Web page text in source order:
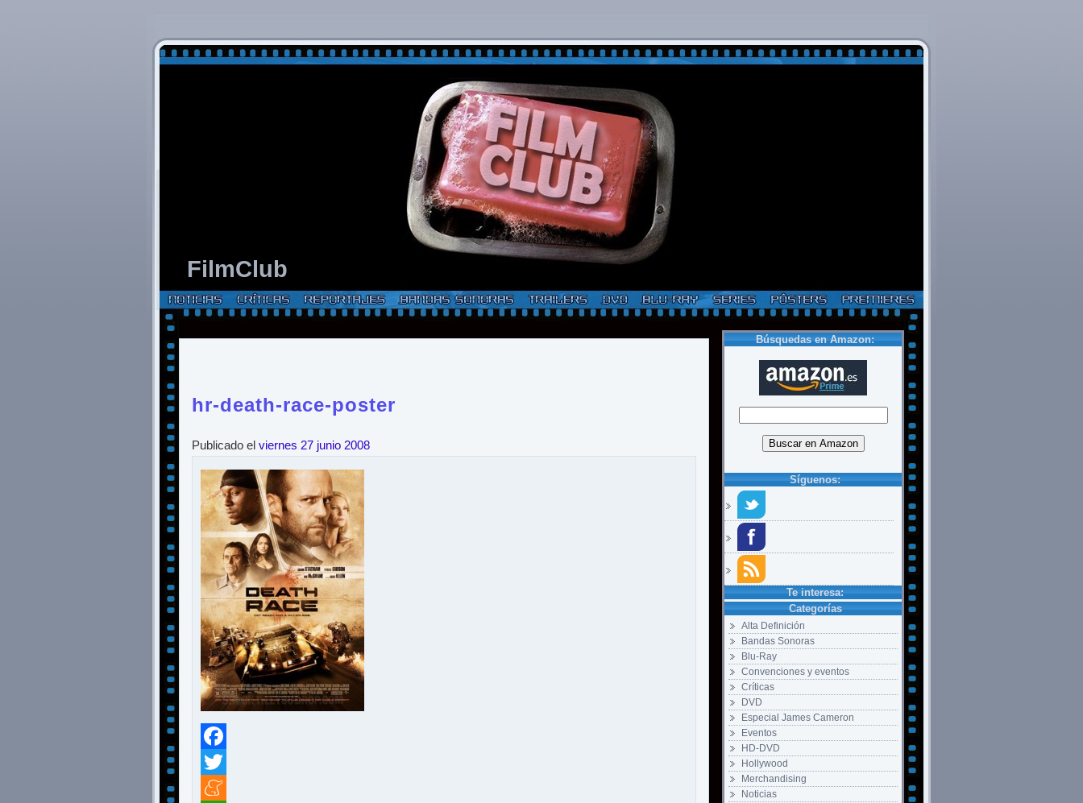
FilmClub
Búsquedas en Amazon:
Síguenos:
Te interesa:
Categorías
Alta Definición
Bandas Sonoras
Blu-Ray
Convenciones y eventos
Críticas
DVD
Especial James Cameron
Eventos
HD-DVD
Hollywood
Merchandising
Noticias
hr-death-race-poster
Publicado el viernes 27 junio 2008
Facebook
Twitter